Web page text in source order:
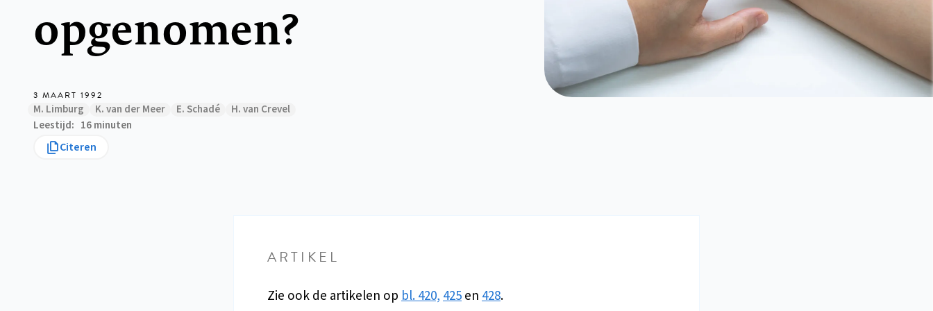
opgenomen?
3 MAART 1992
M. Limburg K. van der Meer E. Schadé
H. van Crevel
Leestijd
16 minuten
Citeren
ARTIKEL
Zie ook de artikelen opbl. 420,425en428.